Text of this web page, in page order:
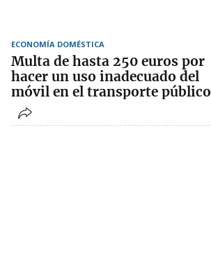
ECONOMÍA DOMÉSTICA
Multa de hasta 250 euros por
hacer un uso inadecuado del
móvil en el transporte público